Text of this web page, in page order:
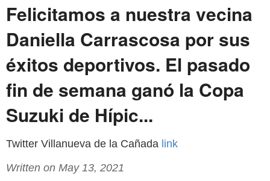
Felicitamos a nuestra vecina
Daniella Carrascosa por sus
éxitos deportivos. El pasado
fin de semana ganó la Copa
Suzuki de Hípic...
Twitter Villanueva de la Cañada link
Written on May 13, 2021